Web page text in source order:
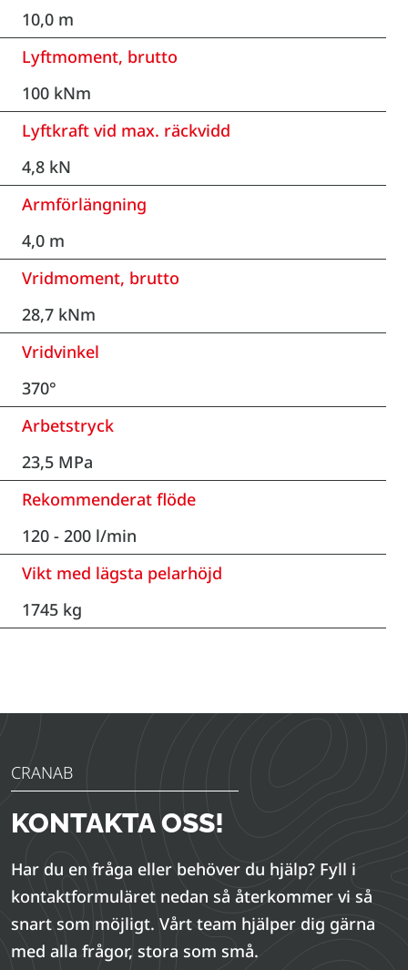
10,0 m
Lyftmoment, brutto
100 kNm
Lyftkraft vid max. räckvidd
4,8 kN
Armförlängning
4,0 m
Vridmoment, brutto
28,7 kNm
Vridvinkel
370°
Arbetstryck
23,5 MPa
Rekommenderat flöde
120 - 200 l/min
Vikt med lägsta pelarhöjd
1745 kg
CRANAB
KONTAKTA OSS!
Har du en fråga eller behöver du hjälp? Fyll i
kontaktformuläret nedan så återkommer vi så
snart som möjligt. Vårt team hjälper dig gärna
med alla frågor, stora som små.